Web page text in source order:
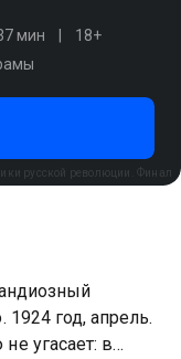
мин
18+
русской революции. Финал
год, апрель.
угасает: в